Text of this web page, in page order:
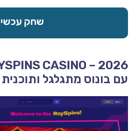
שחק
עם בונוס מתגלגל